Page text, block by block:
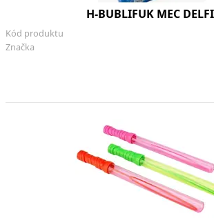
H-BUBLIFUK MEC
Značka
Kód produktu